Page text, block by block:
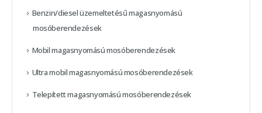
Benzin/diesel üzemeltetésű magasnyomású
mosóberendezések
Mobil magasnyomású mosóberendezések
Ultra mobil magasnyomású mosóberendezések
Telepített magasnyomású mosóberendezések